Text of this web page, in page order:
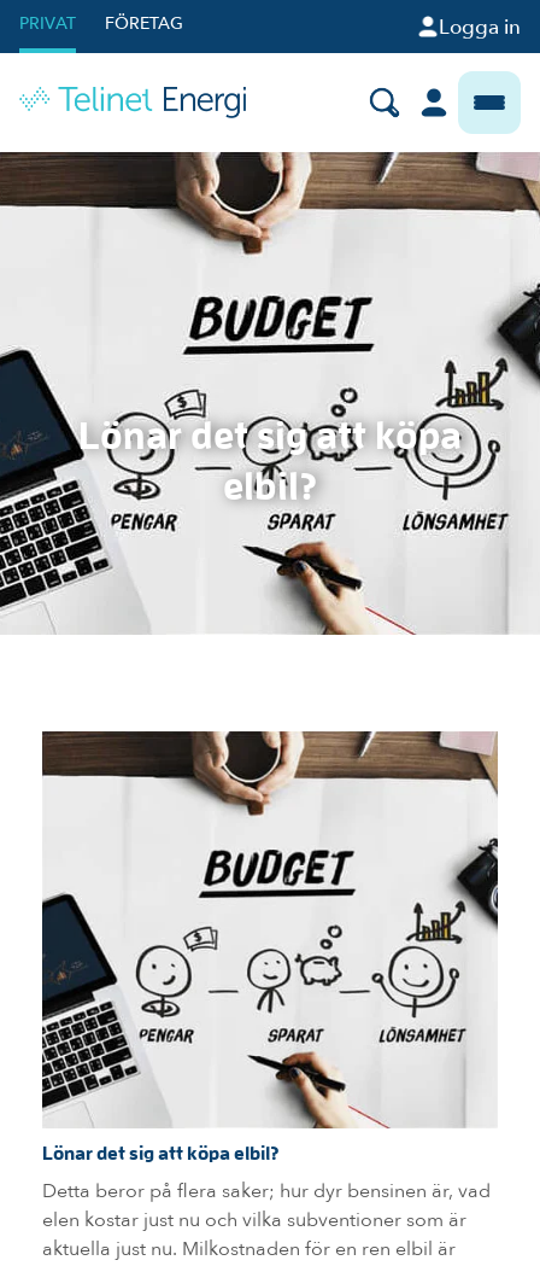
PRIVAT FÖRETAG Logga in
Lönar det sig att köpa
elbil?
Lönar det sig att köpa elbil?
Detta beror på flera saker; hur dyr bensinen är, vad
elen kostar just nu och vilka subventioner som är
aktuella just nu. Milkostnaden för en ren elbil är